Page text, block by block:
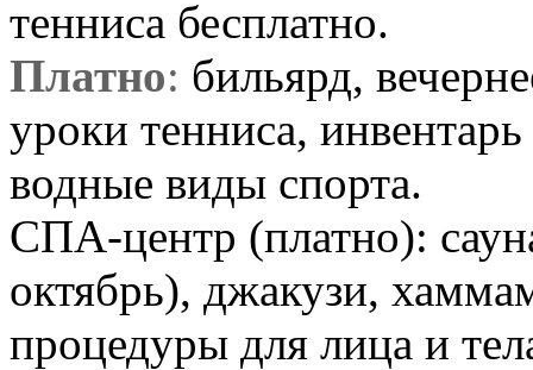
тенниса бесплатно.
Платно: бильярд,
уроки тенниса,
водные виды спорта.
СПА-центр (платно):
октябрь), джакузи,
процедуры для лица и